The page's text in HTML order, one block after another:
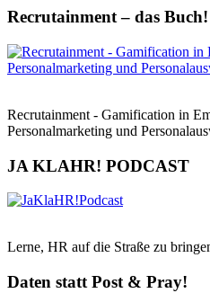
Recrutainment – das Buch!
Recrutainment - Gamification in
Personalmarketing und
JA KLAHR! PODCAST
Lerne, HR auf die Straße zu
Daten statt Post & Pray!